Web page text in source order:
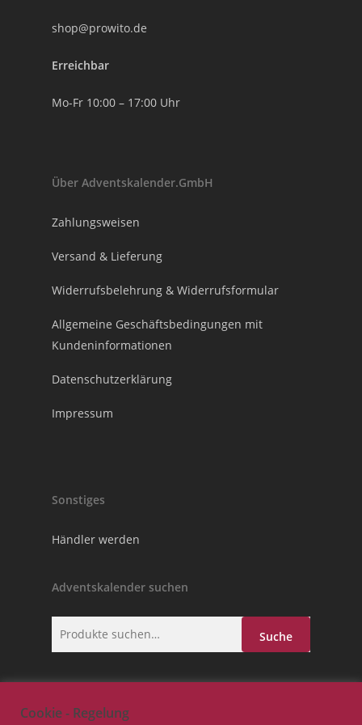
shop@prowito.de
Erreichbar
Mo-Fr 10:00 – 17:00 Uhr
Über Adventskalender.GmbH
Zahlungsweisen
Versand & Lieferung
Widerrufsbelehrung & Widerrufsformular
Allgemeine Geschäftsbedingungen mit
Kundeninformationen
Datenschutzerklärung
Impressum
Sonstiges
Händler werden
Adventskalender suchen
Suche
Suche
Cookie - Regelung